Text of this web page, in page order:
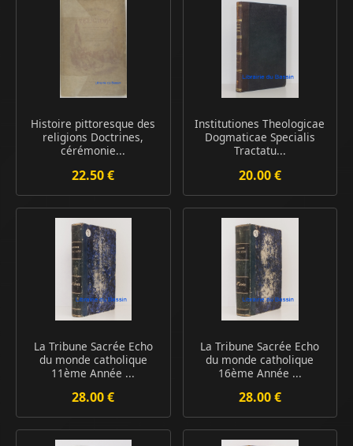
Histoire pittoresque des
religions Doctrines,
cérémonie...
22.50 €
Institutiones Theologicae
Dogmaticae Specialis
Tractatu...
20.00 €
La Tribune Sacrée Echo
du monde catholique
11ème Année ...
28.00 €
La Tribune Sacrée Echo
du monde catholique
16ème Année ...
28.00 €